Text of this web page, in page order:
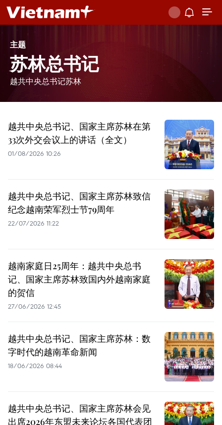
主题
苏林总书记
越共中央总书记苏林
越共中央总书记、国家主席苏林在第
33次外交会议上的讲话（全文）
01/08/2026 10:26
越共中央总书记、国家主席苏林致信
纪念越南荣军烈士节79周年
22/07/2026 11:22
越南家庭日25周年：越共中央总书
记、国家主席苏林致国内外越南家庭
的贺信
27/06/2026 12:45
越共中央总书记、国家主席苏林：数
字时代的越南革命新闻
18/06/2026 08:44
越共中央总书记、国家主席苏林会见
出席2026年东盟未来论坛各国代表团